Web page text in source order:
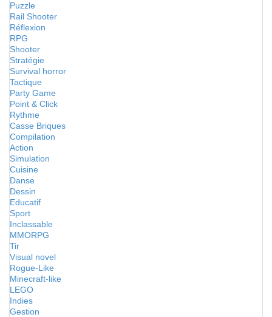
Puzzle
Rail Shooter
Réflexion
RPG
Shooter
Stratégie
Survival horror
Tactique
Party Game
Point & Click
Rythme
Casse Briques
Compilation
Action
Simulation
Cuisine
Danse
Dessin
Educatif
Sport
Inclassable
MMORPG
Tir
Visual novel
Rogue-Like
Minecraft-like
LEGO
Indies
Gestion